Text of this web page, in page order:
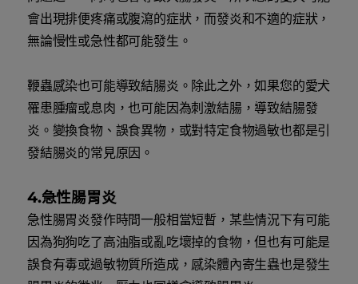
會出現排便疼痛或腹瀉的症狀，而發炎和不適的症狀，
無論慢性或急性都可能發生。
鞭蟲感染也可能導致結腸炎。除此之外，如果您的愛犬
罹患腫瘤或息肉，也可能因為刺激結腸，導致結腸發
炎。變換食物、誤食異物，或對特定食物過敏也都是引
發結腸炎的常見原因。
4.急性腸胃炎
急性腸胃炎發作時間一般相當短暫，某些情況下有可能
因為狗狗吃了高油脂或亂吃壞掉的食物，但也有可能是
誤食有毒或過敏物質所造成，感染體內寄生蟲也是發生